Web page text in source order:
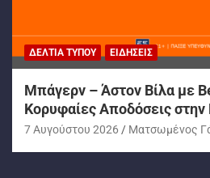
ΔΕΛΤΊΑ ΤΎΠΟΥ ΕΙΔΉΣΕΙΣ
Μπάγερν – Άστον Βίλα με
Κορυφαίες Αποδόσεις στην
7 Αυγούστου 2026 Ματσωμένος